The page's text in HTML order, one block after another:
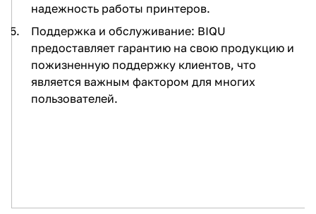
надежность работы принтеров.
Поддержка и обслуживание: BIQU
предоставляет гарантию на свою продукцию и
пожизненную поддержку клиентов, что
является важным фактором для многих
пользователей.